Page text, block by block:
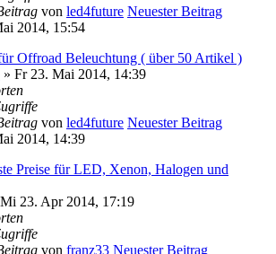
von led4future Neuester Beitrag
2014, 15:54
Offroad Beleuchtung ( über 50 Artikel )
» Fr 23. Mai 2014, 14:39
von led4future Neuester Beitrag
2014, 14:39
Preise für LED, Xenon, Halogen und
23. Apr 2014, 17:19
von franz33 Neuester Beitrag